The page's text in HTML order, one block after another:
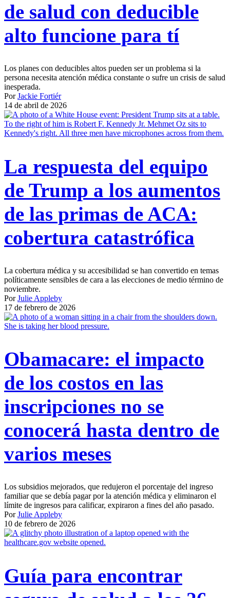
de salud con deducible
alto funcione para tí
Los planes con deducibles altos pueden ser un problema si la
persona necesita atención médica constante o sufre un crisis de salud
inesperada.
PorJackie Fortiér
14 de abril de 2026
La respuesta del equipo
de Trump a los aumentos
de las primas de ACA:
cobertura catastrófica
La cobertura médica y su accesibilidad se han convertido en temas
políticamente sensibles de cara a las elecciones de medio término de
noviembre.
PorJulie Appleby
17 de febrero de 2026
Obamacare: el impacto
de los costos en las
inscripciones no se
conocerá hasta dentro de
varios meses
Los subsidios mejorados, que redujeron el porcentaje del ingreso
familiar que se debía pagar por la atención médica y eliminaron el
límite de ingresos para calificar, expiraron a fines del año pasado.
PorJulie Appleby
10 de febrero de 2026
Guía para encontrar